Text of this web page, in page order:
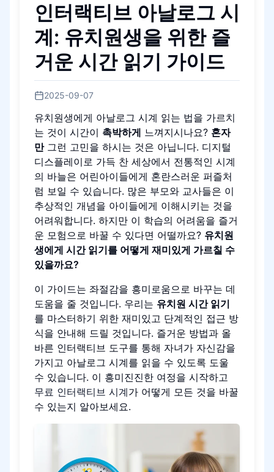
인터랙티브 아날로그 시
계: 유치원생을 위한 즐
거운 시간 읽기 가이드
2025-09-07
유치원생에게 아날로그 시계 읽는 법을 가르치
는 것이 시간이 촉박하게 느껴지시나요? 혼자
만그런 고민을 하시는 것은 아닙니다. 디지털
디스플레이로 가득 찬 세상에서 전통적인 시계
의 바늘은 어린아이들에게 혼란스러운 퍼즐처
럼 보일 수 있습니다. 많은 부모와 교사들은 이
추상적인 개념을 아이들에게 이해시키는 것을
어려워합니다. 하지만 이 학습의 어려움을 즐거
운 모험으로 바꿀 수 있다면 어떨까요? 유치원
생에게 시간 읽기를 어떻게 재미있게 가르칠 수
있을까요?
이 가이드는 좌절감을 흥미로움으로 바꾸는 데
도움을 줄 것입니다. 우리는 유치원 시간 읽기
를 마스터하기 위한 재미있고 단계적인 접근 방
식을 안내해 드릴 것입니다. 즐거운 방법과 올
바른 인터랙티브 도구를 통해 자녀가 자신감을
가지고 아날로그 시계를 읽을 수 있도록 도울
수 있습니다. 이 흥미진진한 여정을 시작하고
무료 인터랙티브 시계가 어떻게 모든 것을 바꿀
수 있는지 알아보세요.